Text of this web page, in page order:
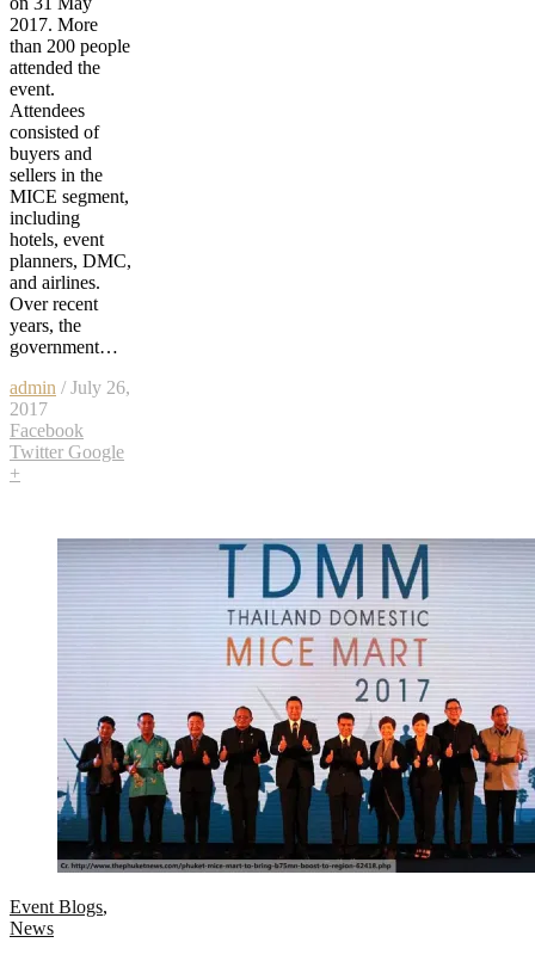
2017. More
than 200 people
attended the
event.
Attendees
consisted of
buyers and
sellers in the
MICE segment,
including
hotels, event
planners, DMC,
and airlines.
Over recent
years, the
government…
admin / July 26,
2017
Facebook
Twitter Google
+
Event Blogs,
News